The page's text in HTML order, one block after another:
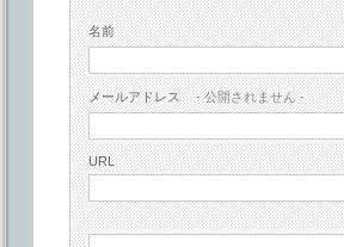
名前
メールアドレス - 公開されません -
URL